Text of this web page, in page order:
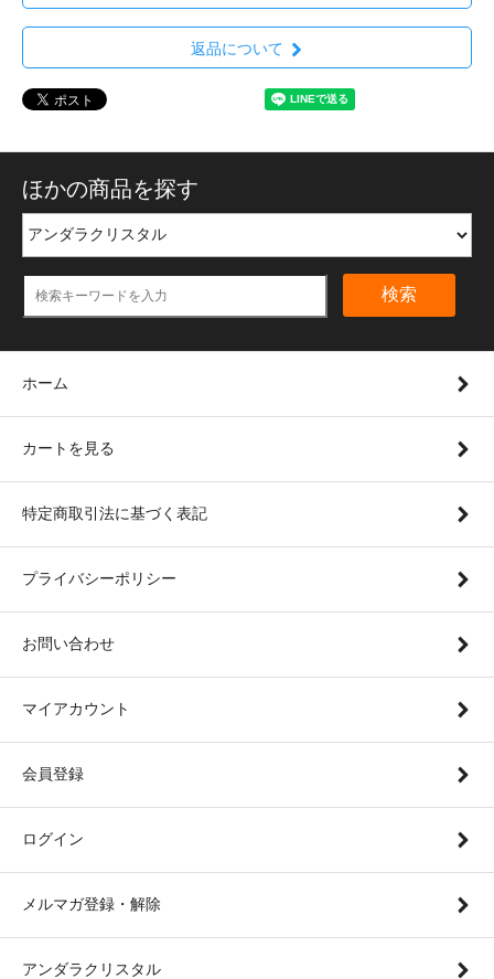
返品について
ほかの商品を探す
検索
ホーム
カートを見る
特定商取引法に基づく表記
プライバシーポリシー
お問い合わせ
マイアカウント
会員登録
ログイン
メルマガ登録・解除
アンダラクリスタル